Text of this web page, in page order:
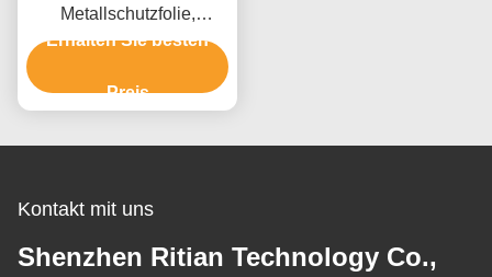
Metallschutzfolie,
selbstklebende
Scratch Funktion
Erhalten Sie besten
Preis
Kontakt mit uns
Shenzhen Ritian Technology Co.,